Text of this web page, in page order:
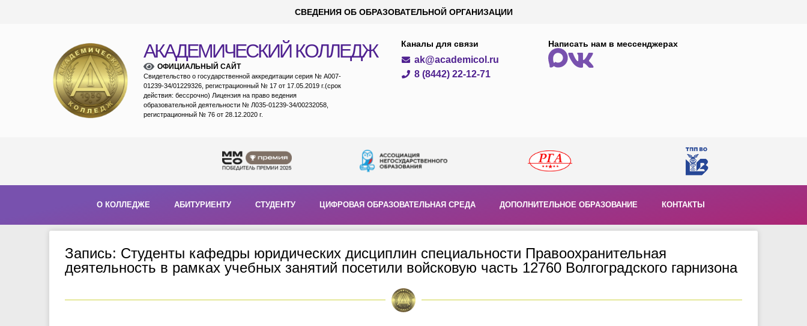
СВЕДЕНИЯ ОБ ОБРАЗОВАТЕЛЬНОЙ ОРГАНИЗАЦИИ
АКАДЕМИЧЕСКИЙ КОЛЛЕДЖ
ОФИЦИАЛЬНЫЙ САЙТ
Свидетельство о государственной аккредитации серия № А007-
01239-34/01229326, регистрационный № 17 от 17.05.2019 г.(срок
действия: бессрочно) Лицензия на право ведения
образовательной деятельности № Л035-01239-34/00232058,
регистрационный № 76 от 28.12.2020 г.
Каналы для связи
ak@academicol.ru
8 (8442) 22-12-71
Написать нам в мессенджерах
О КОЛЛЕДЖЕ АБИТУРИЕНТУ СТУДЕНТУ ЦИФРОВАЯ ОБРАЗОВАТЕЛЬНАЯ СРЕДА ДОПОЛНИТЕЛЬНОЕ ОБРАЗОВАНИЕ КОНТАКТЫ
Запись: Студенты кафедры юридических дисциплин специальности Правоохранительная
деятельность в рамках учебных занятий посетили войсковую часть 12760 Волгоградского гарнизона